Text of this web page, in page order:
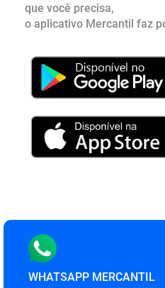
que você precisa,
o aplicativo Mercantil faz
WHATSAPP MERCANTIL